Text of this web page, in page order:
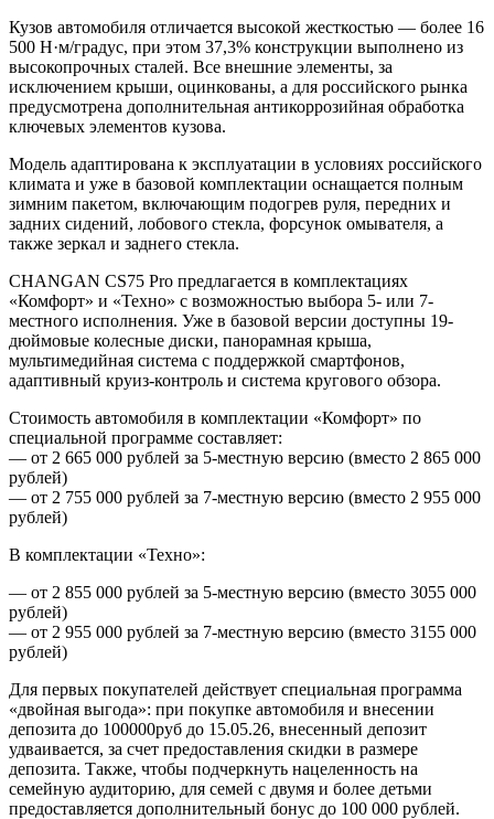
Кузов автомобиля отличается высокой жесткостью — более 16
500 Н·м/градус, при этом 37,3% конструкции выполнено из
высокопрочных сталей. Все внешние элементы, за
исключением крыши, оцинкованы, а для российского рынка
предусмотрена дополнительная антикоррозийная обработка
ключевых элементов кузова.
Модель адаптирована к эксплуатации в условиях российского
климата и уже в базовой комплектации оснащается полным
зимним пакетом, включающим подогрев руля, передних и
задних сидений, лобового стекла, форсунок омывателя, а
также зеркал и заднего стекла.
CHANGAN CS75 Pro предлагается в комплектациях
«Комфорт» и «Техно» с возможностью выбора 5- или 7-
местного исполнения. Уже в базовой версии доступны 19-
дюймовые колесные диски, панорамная крыша,
мультимедийная система с поддержкой смартфонов,
адаптивный круиз-контроль и система кругового обзора.
Стоимость автомобиля в комплектации «Комфорт» по
специальной программе составляет:
— от 2 665 000 рублей за 5-местную версию (вместо 2 865 000
рублей)
— от 2 755 000 рублей за 7-местную версию (вместо 2 955 000
рублей)
В комплектации «Техно»:
— от 2 855 000 рублей за 5-местную версию (вместо 3055 000
рублей)
— от 2 955 000 рублей за 7-местную версию (вместо 3155 000
рублей)
Для первых покупателей действует специальная программа
«двойная выгода»: при покупке автомобиля и внесении
депозита до 100000руб до 15.05.26, внесенный депозит
удваивается, за счет предоставления скидки в размере
депозита. Также, чтобы подчеркнуть нацеленность на
семейную аудиторию, для семей с двумя и более детьми
предоставляется дополнительный бонус до 100 000 рублей.